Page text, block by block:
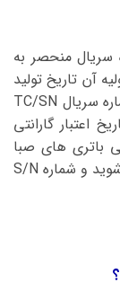
سریال منحصر به
آن تاریخ تولید
باتری را نشان می دهد. همچین دارای یک شماره سریال TC/SN
اعتبار گارانتی
باتری های صبا
شوید و شماره S/N